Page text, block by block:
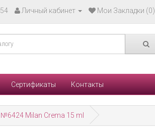
Личный кабинет Мои Закладки (0)
Сертификаты Контакты
Milan Crema 15 ml